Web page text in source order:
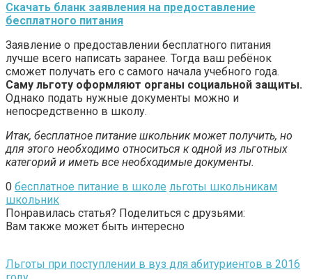
Скачать бланк заявления на предоставление
бесплатного питания
Заявление о предоставлении бесплатного питания
лучше всего написать заранее. Тогда ваш ребёнок
сможет получать его с самого начала учебного года.
Саму льготу оформляют органы социальной защиты.
Однако подать нужные документы можно и
непосредственно в школу.
Итак, бесплатное питание школьник может получить, но
для этого необходимо относиться к одной из льготных
категорий и иметь все необходимые документы.
0 бесплатное питание в школе льготы школьникам
школьник
Понравилась статья? Поделиться с друзьями:
Вам также может быть интересно
Льготы при поступлении в вуз для абитуриентов в 2016